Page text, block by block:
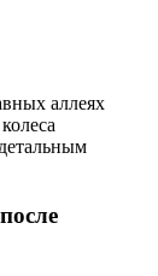
аллеях